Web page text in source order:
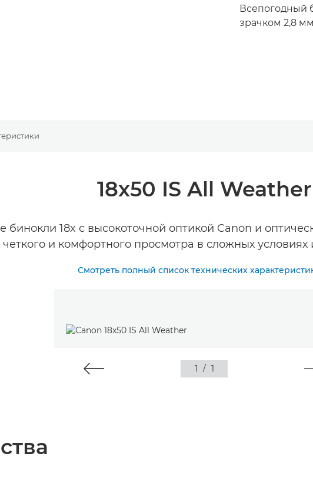
Всепогодный
зрачком 2,8
18x50 IS All Weather
18x с высокоточной оптикой Canon и
и комфортного просмотра в сложных
Смотреть полный список технических
1 / 1